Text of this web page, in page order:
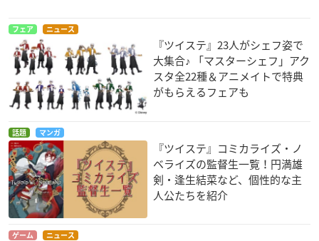
フェア ニュース
『ツイステ』23人がシェフ姿で
大集合♪ 「マスターシェフ」アク
スタ全22種＆アニメイトで特典
がもらえるフェアも
話題 マンガ
『ツイステ』コミカライズ・ノ
ベライズの監督生一覧！円満雄
剣・逢生結菜など、個性的な主
人公たちを紹介
ゲーム ニュース